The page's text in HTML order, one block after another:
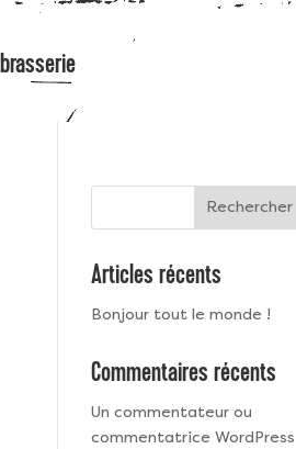
Rechercher
Articles récents
Bonjour tout le monde !
Commentaires récents
Un commentateur ou
commentatrice WordPress